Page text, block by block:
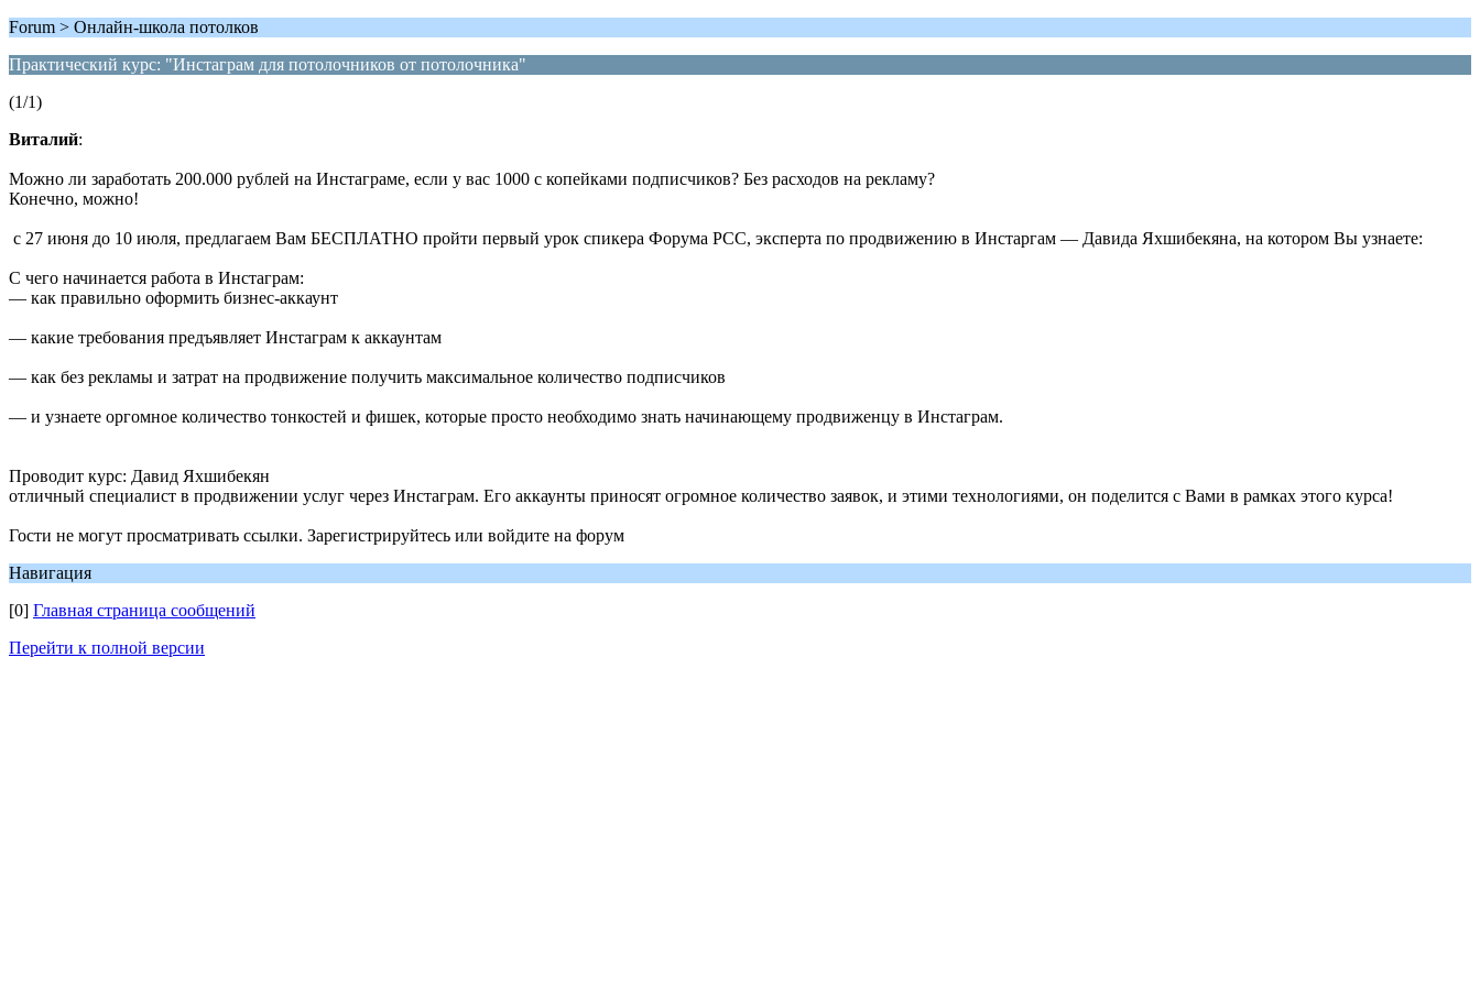
Forum > Онлайн-школа потолков
Практический курс: "Инстаграм для потолочников от потолочника"
(1/1)
Виталий:
Можно ли зарaботать 200.000 рублей на Инстаграме, если у вас 1000 с копейками подписчиков? Без расходов на рeкламу?
Конечно, можно!
с 27 июня до 10 июля, предлагаем Вам БЕСПЛАТНО пройти первый урок спикера Форума РСС, эксперта по продвижению в Инстаргам — Давида Яхшибекяна, на котором Вы узнаете:
С чего начинается работа в Инстаграм:
— как правильно оформить бизнес-аккаунт
— какие требования предъявляет Инстаграм к аккаунтам
— как без рекламы и затрат на продвижение получить максимальное количество подписчиков
— и узнаете оргомное количество тонкостей и фишек, которые просто необходимо знать начинающему продвиженцу в Инстаграм.
Проводит курс: Давид Яхшибекян
отличный специалист в продвижении услуг через Инстаграм. Его аккаунты приносят огромное количество заявок, и этими технологиями, он поделится с Вами в рамках этого курса!
Гости не могут просматривать ссылки. Зарегистрируйтесь или войдите на форум
Навигация
[0] Главная страница сообщений
Перейти к полной версии